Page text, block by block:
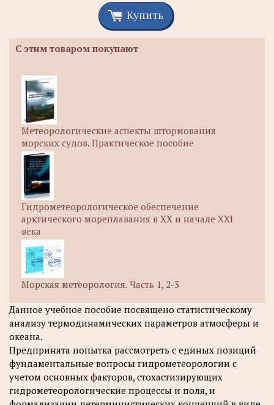
Купить
С этим товаром покупают
Метеорологические аспекты штормования
морских судов. Практическое пособие
Гидрометеорологическое обеспечение
арктического мореплавания в XX и начале XXI
века
Морская метеорология. Часть 1, 2-3
Данное учебное пособие посвящено статистическому
анализу термодинамических параметров атмосферы и
океана.
Предпринята попытка рассмотреть с единых позиций
фундаментальные вопросы гидрометеорологии с
учетом основных факторов, стохастизирующих
гидрометеорологические процессы и поля, и